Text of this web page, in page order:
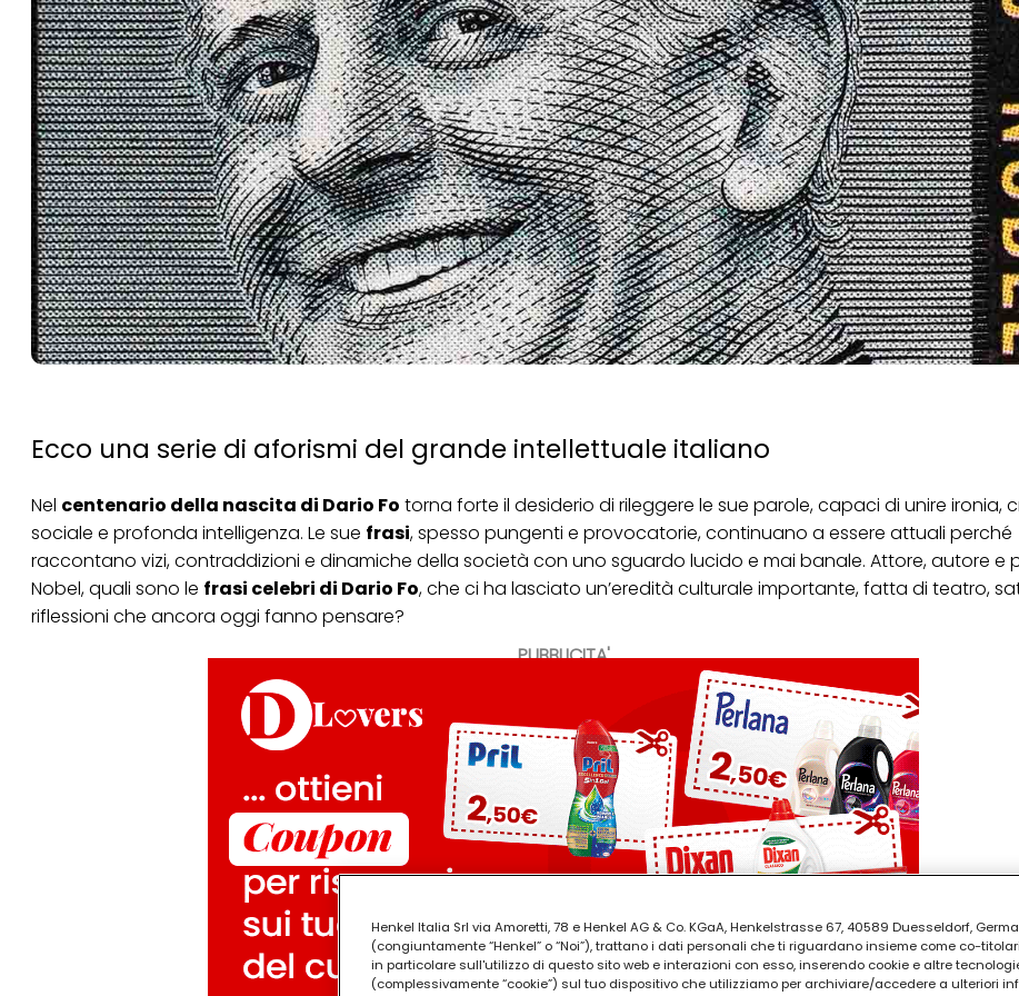
Ecco una serie di aforismi del grande intellettuale italiano
PUBBLICITA'
Nel centenario della nascita di Dario Fo torna forte il desiderio di rileggere le sue parole, capaci di unire ironia,
sociale e profonda intelligenza. Le sue frasi, spesso pungenti e provocatorie, continuano a essere attuali perché
raccontano vizi, contraddizioni e dinamiche della società con uno sguardo lucido e mai banale. Attore, autore e
Nobel, quali sono le frasi celebri di Dario Fo, che ci ha lasciato un’eredità culturale importante, fatta di teatro,
riflessioni che ancora oggi fanno pensare?
Henkel Italia Srl via Amoretti, 78 e Henkel AG & Co. KGaA, Henkelstrasse 67, 40589 Duesseldorf,
(congiuntamente “Henkel” o “Noi”), trattano i dati personali che ti riguardano insieme come co-
in particolare sull'utilizzo di questo sito web e interazioni con esso, inserendo cookie e altre
(complessivamente “cookie”) sul tuo dispositivo che utilizziamo per archiviare/accedere a ulteriori